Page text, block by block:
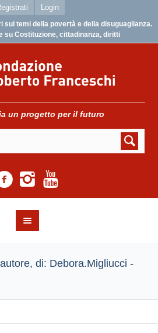
Login
temi della povertà e della disuguaglianza.
su Costituzione, cittadinanza, diritti
un progetto per il futuro
di: Debora.Migliucci -